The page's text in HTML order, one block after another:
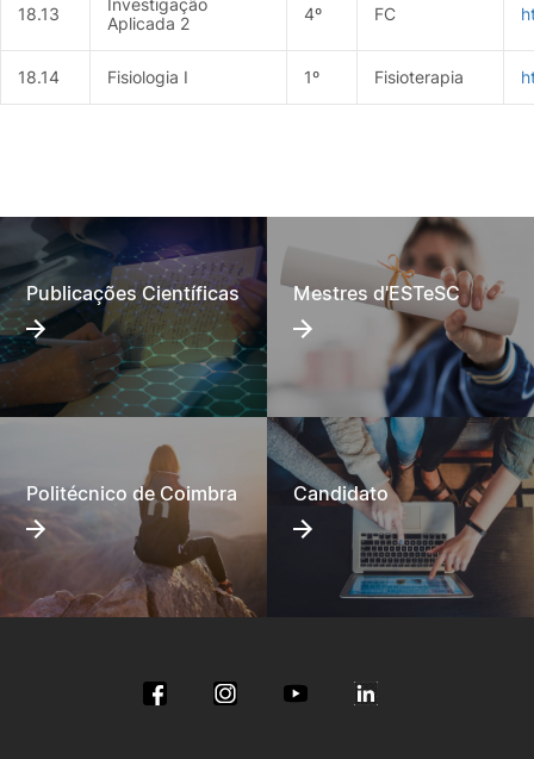
18.13
Investigação
Aplicada 2
4º FC
18.14 Fisiologia I 1º Fisioterapia
Publicações Científicas Mestres d'ESTeSC
Politécnico de Coimbra Candidato